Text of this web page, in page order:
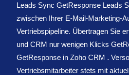
Leads Sync GetResponse Leads
zwischen Ihrer E-Mail-Marketing-
Vertriebspipeline. Übertragen Sie
und CRM nur wenigen Klicks
GetResponse in Zoho CRM .
Vertriebsmitarbeiter stets mit